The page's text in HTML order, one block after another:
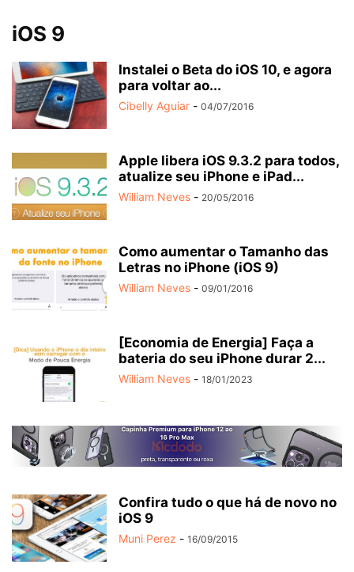
iOS 9
Instalei o Beta do iOS 10, e agora
para voltar ao...
Cibelly Aguiar - 04/07/2016
Apple libera iOS 9.3.2 para todos,
atualize seu iPhone e iPad...
William Neves - 20/05/2016
Como aumentar o Tamanho das
Letras no iPhone (iOS 9)
William Neves - 09/01/2016
[Economia de Energia] Faça a
bateria do seu iPhone durar 2...
William Neves - 18/01/2023
Confira tudo o que há de novo no
iOS 9
Muni Perez - 16/09/2015